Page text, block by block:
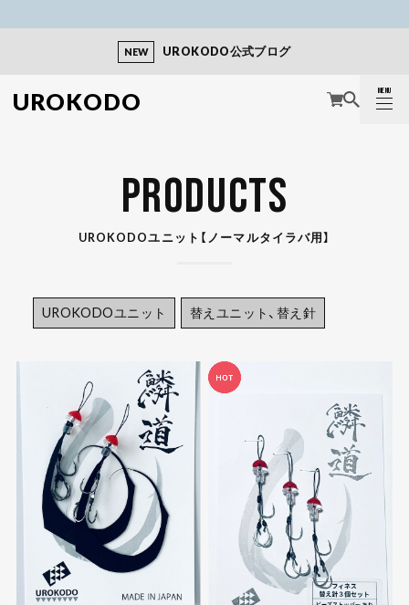
NEW UROKODO公式ブログ
UROKODO MENU
CLOSE
PRODUCTS
UROKODOユニット【ノーマルタイラバ用】
UROKODOユニット 替えユニット、替え針